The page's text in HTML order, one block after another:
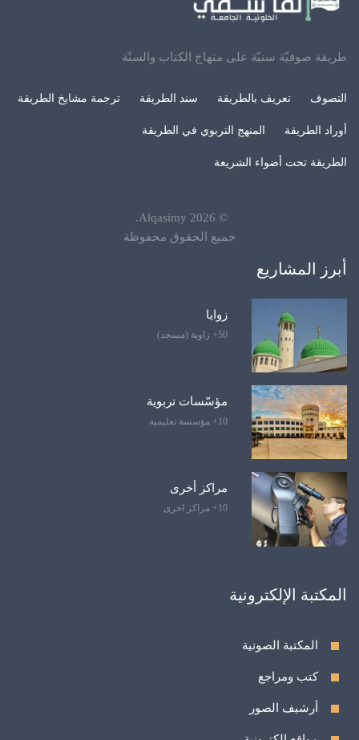
طريقة صوفيّة سنيّة على منهاج الكتاب والسنّة
التصوف تعريف بالطريقة سند الطريقة ترجمة مشايخ الطريقة
أوراد الطريقة المنهج التربوي في الطريقة
الطريقة تحت أضواء الشريعة
©
2026
Alqasimy
.
جميع الحقوق محفوظة
أبرز المشاريع
زوايا
50+ زاوية (مسجد)
مؤسّسات تربوية
10+ مؤسسة تعليمية
مراكز أخرى
10+ مراكز اخرى
المكتبة الإلكترونية
المكتبة الصوتية
كتب ومراجع
أرشيف الصور